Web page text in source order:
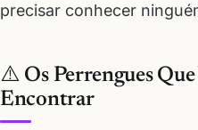
precisar conhecer
⚠️ Os Perrengues Que
Encontrar